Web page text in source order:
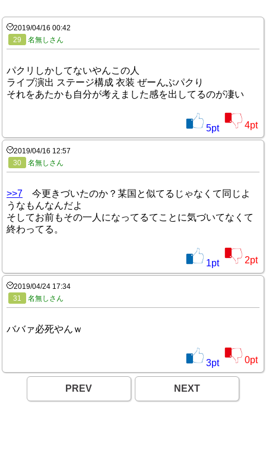
2019/04/16 00:42
29
名無しさん
パクリしかしてないやんこの人
ライブ演出 ステージ構成 衣装 ぜーんぶパクり
それをあたかも自分が考えました感を出してるのが凄い
5pt 4pt
2019/04/16 12:57
30
名無しさん
>>7 今更きづいたのか？某国と似てるじゃなくて同じよ
うなもんなんだよ
そしてお前もその一人になってるてことに気づいてなくて
終わってる。
1pt 2pt
2019/04/24 17:34
31
名無しさん
ババァ必死やんｗ
3pt 0pt
PREV NEXT